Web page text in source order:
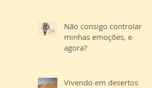
Não consigo controlar
minhas emoções, e
agora?
Vivendo em desertos